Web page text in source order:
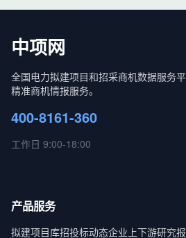
中项网
全国电力拟建项目和招采商机数据服务
精准商机情报服务。
400-8161-360
工作日 9:00-18:00
产品服务
拟建项目库招投标动态企业上下游研究